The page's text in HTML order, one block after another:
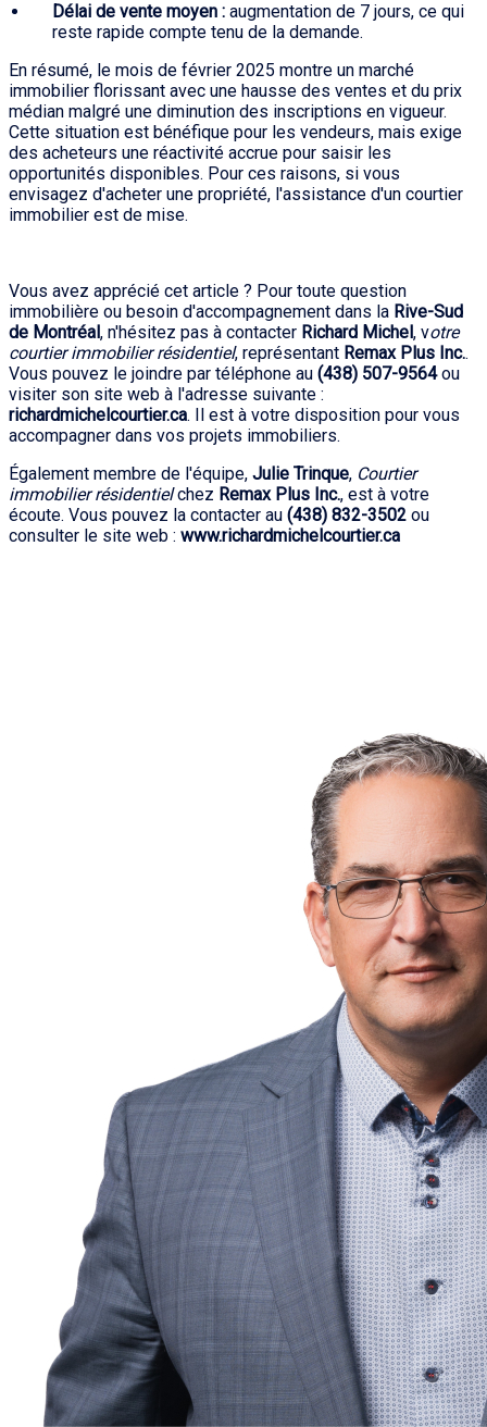
Délai de vente moyen : augmentation de 7 jours, ce qui
reste rapide compte tenu de la demande.
En résumé, le mois de février 2025 montre un marché
immobilier florissant avec une hausse des ventes et du prix
médian malgré une diminution des inscriptions en vigueur.
Cette situation est bénéfique pour les vendeurs, mais exige
des acheteurs une réactivité accrue pour saisir les
opportunités disponibles. Pour ces raisons, si vous
envisagez d'acheter une propriété, l'assistance d'un courtier
immobilier est de mise.
Vous avez apprécié cet article ? Pour toute question
immobilière ou besoin d'accompagnement dans la Rive-Sud
de Montréal, n'hésitez pas à contacter Richard Michel, votre
courtier immobilier résidentiel, représentant Remax Plus Inc..
Vous pouvez le joindre par téléphone au (438) 507-9564ou
visiter son site web à l'adresse suivante :
richardmichelcourtier.ca. Il est à votre disposition pour vous
accompagner dans vos projets immobiliers.
Également membre de l'équipe, Julie Trinque, Courtier
immobilier résidentielchez Remax Plus Inc., est à votre
écoute. Vous pouvez la contacter au (438) 832-3502 ou
consulter le site web : www.richardmichelcourtier.ca